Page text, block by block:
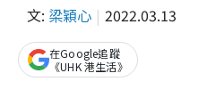
文: 梁穎心 2022.03.13
在Google追蹤
《UHK 港生活》